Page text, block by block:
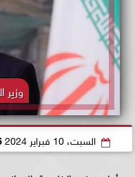
وزير
السبت، 10 فبراير 2024